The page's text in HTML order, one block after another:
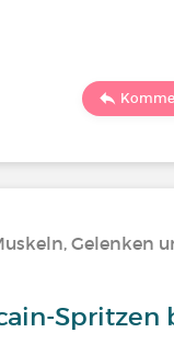
Gelenken
Spritzen